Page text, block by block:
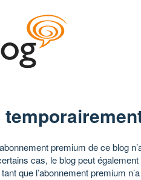
premium de ce blog
cas, le blog peut
que l’abonnement premium